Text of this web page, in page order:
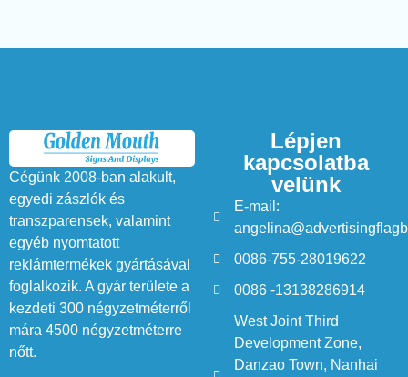
Cégünk 2008-ban alakult,
egyedi zászlók és
transzparensek, valamint
egyéb nyomtatott
reklámtermékek gyártásával
foglalkozik. A gyár területe a
kezdeti 300 négyzetméterről
mára 4500 négyzetméterre
nőtt.
Lépjen
kapcsolatba
velünk
E-mail:
0086-755-28019622
0086 -13138286914
West Joint Third
Development Zone,
Danzao Town, Nanhai